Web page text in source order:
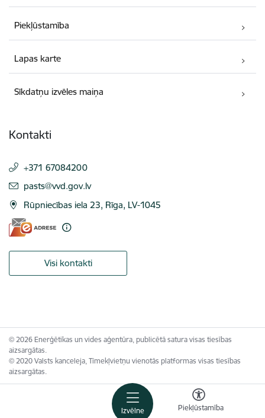
Izvēlne Piekļūstamība
Piekļūstamība
Lapas karte
Sīkdatņu izvēles maiņa
Kontakti
+371 67084200
E-pasts:
pasts@vvd.gov.lv
Rūpniecības iela 23, Rīga, LV-1045
Visi kontakti
© 2026 Enerģētikas un vides aģentūra, publicētā satura visas tiesības
aizsargātas.
© 2020 Valsts kanceleja, Tīmekļvietņu vienotās platformas visas tiesības
aizsargātas.